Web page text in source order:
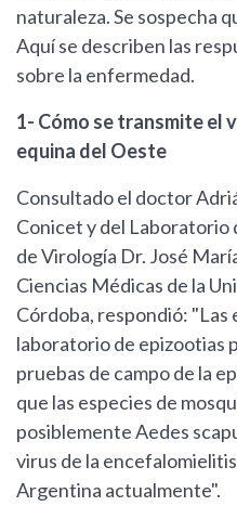
naturaleza. Se sospecha
Aquí se describen las
sobre la enfermedad.
1- Cómo se transmite el
equina del Oeste
Consultado el doctor
Conicet y del
de Virología Dr. José
Ciencias Médicas de la
Córdoba, respondió: "Las
laboratorio de epizootias
pruebas de campo de la
que las especies de
posiblemente Aedes
virus de la
Argentina actualmente".